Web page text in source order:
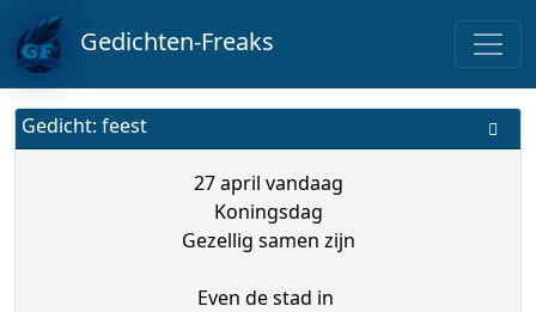
Gedichten-Freaks
Gedicht: feest
27 april vandaag
Koningsdag
Gezellig samen zijn
Even de stad in